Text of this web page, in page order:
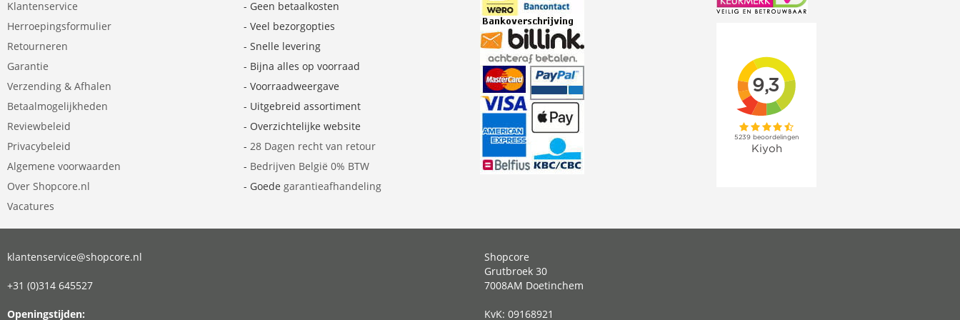
Klantenservice
Herroepingsformulier
Retourneren
Garantie
Verzending & Afhalen
Betaalmogelijkheden
Reviewbeleid
Privacybeleid
Algemene voorwaarden
Over Shopcore.nl
Vacatures
- Geen betaalkosten
- Veel bezorgopties
- Snelle levering
- Bijna alles op voorraad
- Voorraadweergave
- Uitgebreid assortiment
- Overzichtelijke website
- 28 Dagen recht van retour
- Bedrijven België 0% BTW
- Goede garantieafhandeling
klantenservice@shopcore.nl
+31 (0)314 645527
Openingstijden:
Shopcore
Grutbroek 30
7008AM Doetinchem
KvK: 09168921